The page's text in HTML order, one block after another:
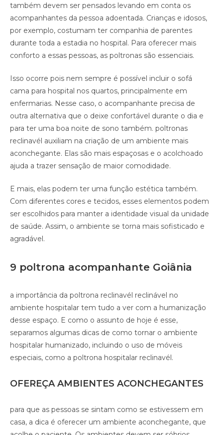
também devem ser pensados levando em conta os
acompanhantes da pessoa adoentada. Crianças e idosos,
por exemplo, costumam ter companhia de parentes
durante toda a estadia no hospital. Para oferecer mais
conforto a essas pessoas, as poltronas são essenciais.
Isso ocorre pois nem sempre é possível incluir o sofá
cama para hospital nos quartos, principalmente em
enfermarias. Nesse caso, o acompanhante precisa de
outra alternativa que o deixe confortável durante o dia e
para ter uma boa noite de sono também. poltronas
reclinavél auxiliam na criação de um ambiente mais
aconchegante. Elas são mais espaçosas e o acolchoado
ajuda a trazer sensação de maior comodidade.
E mais, elas podem ter uma função estética também.
Com diferentes cores e tecidos, esses elementos podem
ser escolhidos para manter a identidade visual da unidade
de saúde. Assim, o ambiente se torna mais sofisticado e
agradável.
9 poltrona acompanhante Goiânia
a importância da poltrona reclinavél reclinável no
ambiente hospitalar tem tudo a ver com a humanização
desse espaço. E como o assunto de hoje é esse,
separamos algumas dicas de como tornar o ambiente
hospitalar humanizado, incluindo o uso de móveis
especiais, como a poltrona hospitalar reclinavél.
OFEREÇA AMBIENTES ACONCHEGANTES
para que as pessoas se sintam como se estivessem em
casa, a dica é oferecer um ambiente aconchegante, que